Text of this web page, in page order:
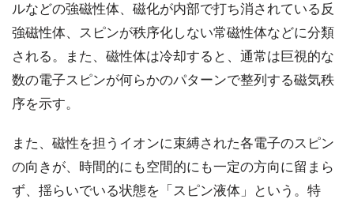
ルなどの強磁性体、磁化が内部で打ち消されている反
強磁性体、スピンが秩序化しない常磁性体などに分類
される。また、磁性体は冷却すると、通常は巨視的な
数の電子スピンが何らかのパターンで整列する磁気秩
序を示す。
また、磁性を担うイオンに束縛された各電子のスピン
の向きが、時間的にも空間的にも一定の方向に留まら
ず、揺らいでいる状態を「スピン液体」という。特